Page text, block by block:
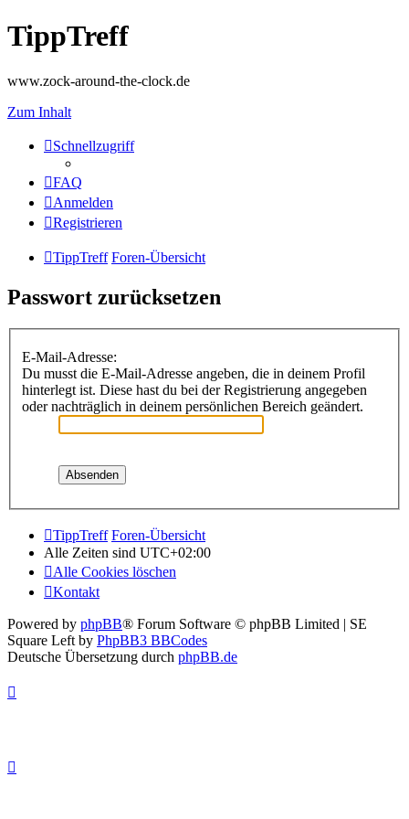
TippTreff
www.zock-around-the-clock.de
Zum Inhalt
Schnellzugriff
FAQ
Anmelden
Registrieren
TippTreff Foren-Übersicht
Passwort zurücksetzen
E-Mail-Adresse:
Du musst die E-Mail-Adresse angeben, die in deinem Profil
hinterlegt ist. Diese hast du bei der Registrierung angegeben
oder nachträglich in deinem persönlichen Bereich geändert.
TippTreff Foren-Übersicht
Alle Zeiten sind UTC+02:00
Alle Cookies löschen
Kontakt
Powered by phpBB® Forum Software © phpBB Limited | SE
Square Left by PhpBB3 BBCodes
Deutsche Übersetzung durch phpBB.de